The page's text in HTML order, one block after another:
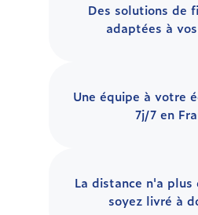
Des solutions de
adaptées à
Une équipe à votre
7j/7 en
La distance n'a
soyez livré à